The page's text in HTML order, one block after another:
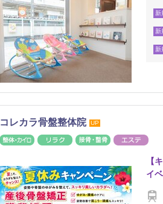
新
新
新
コレカラ骨盤整体院 UP
整体・カイロリラク 接骨・整骨
【
イ